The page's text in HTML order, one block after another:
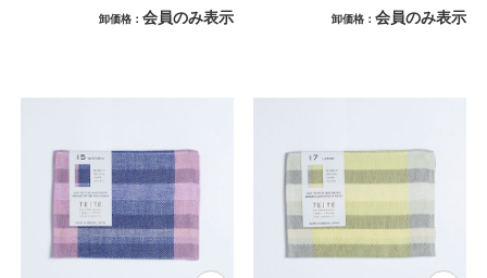
卸価格 会員のみ表示 卸価格 会員のみ表示